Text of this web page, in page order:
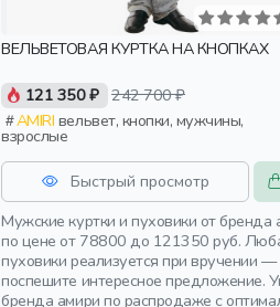
ВЕЛЬВЕТОВАЯ КУРТКА НА КНОПКАХ
121 350 ₽ 242 700 ₽
AMIRI
взрослые
Быстрый просмотр
Мужские куртки и пуховики от
по цене от 78800 до 121350 руб.
пуховики реализуется при вручении
поспешите интересное предложение.
бренда амири по распродаже с